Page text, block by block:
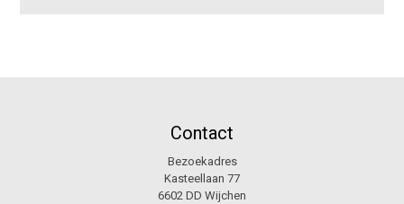
Contact
Bezoekadres
Kasteellaan 77
6602 DD Wijchen